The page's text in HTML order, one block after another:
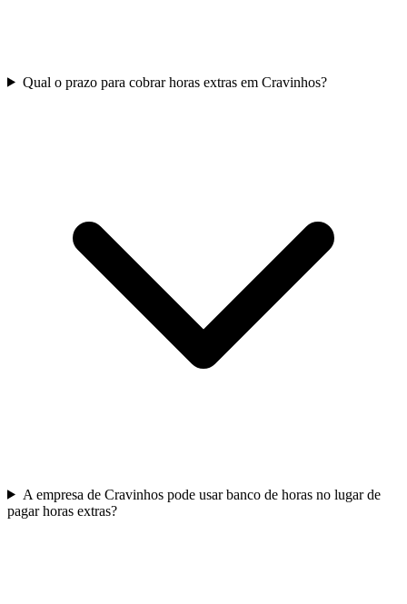
Qual o prazo para cobrar horas extras em Cravinhos?
A empresa de Cravinhos pode usar banco de horas no lugar de
pagar horas extras?